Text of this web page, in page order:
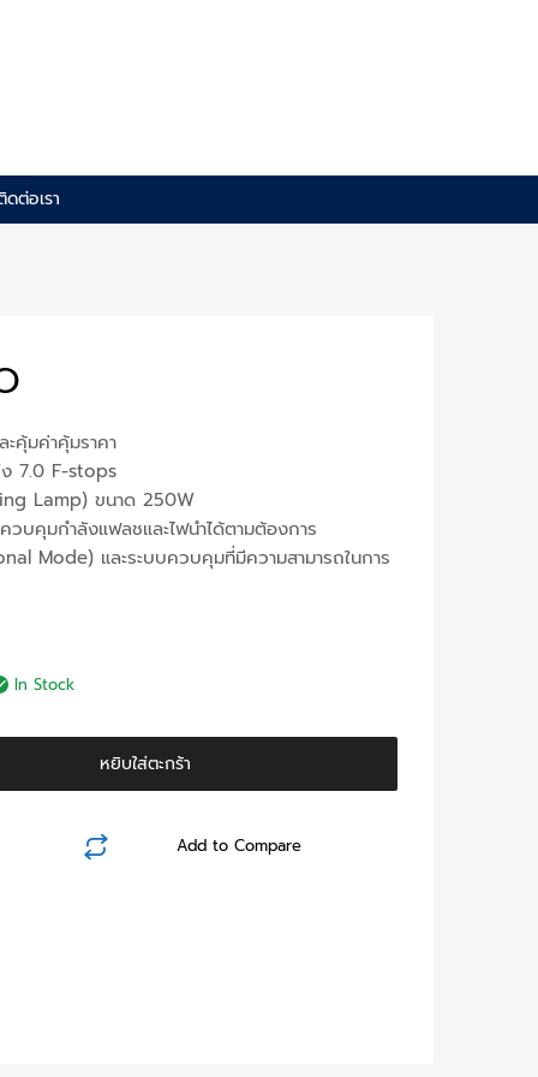
ดต่อเรา
คุ้มค่าคุ้มราคา
ง 7.0 F-stops
Lamp) ขนาด 250W
วบคุมกำลังแฟลชและไฟนำได้ตามต้องการ
Mode) และระบบควบคุมที่มีความสามารถในการ
฿.
In Stock
หยิบใส่ตะกร้า
Add to Compare